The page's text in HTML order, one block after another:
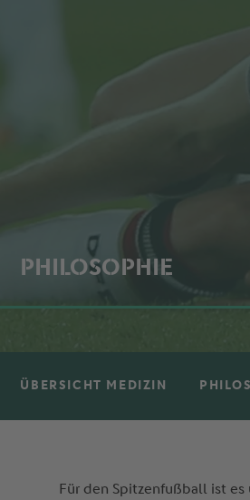
PHILOSOPHIE
ÜBERSICHT MEDIZIN
Für den Spitzenfußball ist es